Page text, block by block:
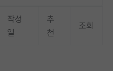
작성
일
추
천
조회